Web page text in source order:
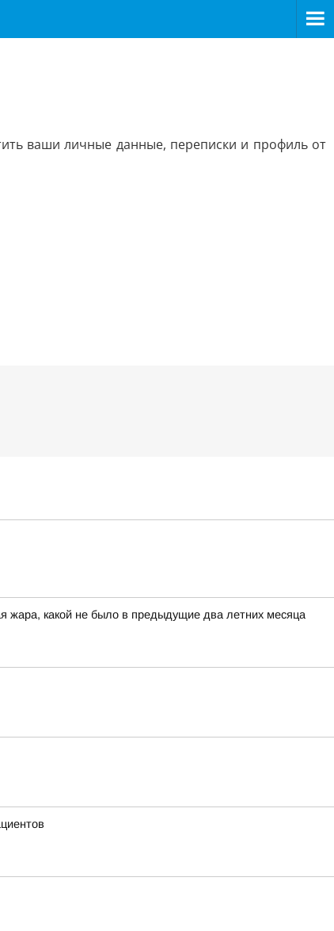
ваши личные данные, переписки и профиль от
жара, какой не было в предыдущие два летних месяца